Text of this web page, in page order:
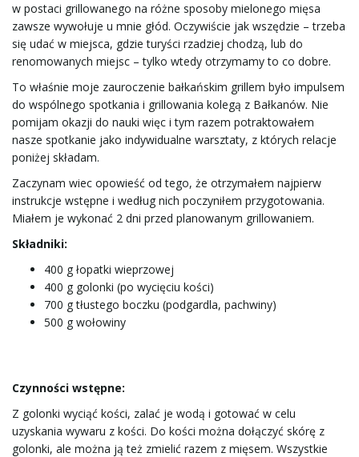
c
z
w postaci grillowanego na różne sposoby mielonego mięsa
zawsze wywołuje u mnie głód. Oczywiście jak wszędzie – trzeba
się udać w miejsca, gdzie turyści rzadziej chodzą, lub do
renomowanych miejsc – tylko wtedy otrzymamy to co dobre.
To właśnie moje zauroczenie bałkańskim grillem było impulsem
do wspólnego spotkania i grillowania kolegą z Bałkanów. Nie
pomijam okazji do nauki więc i tym razem potraktowałem
nasze spotkanie jako indywidualne warsztaty, z których relacje
poniżej składam.
Zaczynam wiec opowieść od tego, że otrzymałem najpierw
instrukcje wstępne i według nich poczyniłem przygotowania.
Miałem je wykonać 2 dni przed planowanym grillowaniem.
Składniki:
400 g łopatki wieprzowej
400 g golonki (po wycięciu kości)
700 g tłustego boczku (podgardla, pachwiny)
500 g wołowiny
Czynności wstępne:
Z golonki wyciąć kości, zalać je wodą i gotować w celu
uzyskania wywaru z kości. Do kości można dołączyć skórę z
golonki, ale można ją też zmielić razem z mięsem. Wszystkie